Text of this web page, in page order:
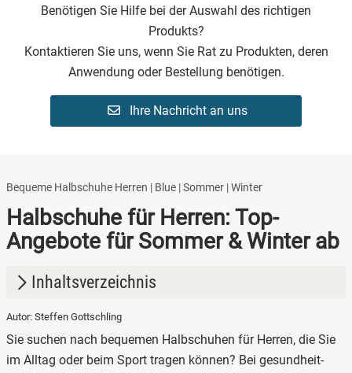
Benötigen Sie Hilfe bei der Auswahl des richtigen
Produkts?
Kontaktieren Sie uns, wenn Sie Rat zu Produkten, deren
Anwendung oder Bestellung benötigen.
Ihre Nachricht an uns
Bequeme Halbschuhe Herren | Blue | Sommer | Winter
Halbschuhe für Herren: Top-
Angebote für Sommer & Winter ab
Inhaltsverzeichnis
1. Was sind bequeme Halbschuhe?
2. Halbschuhe für Herren online kaufen
Autor: Steffen Gottschling
Sie suchen nach bequemen Halbschuhen für Herren, die Sie
im Alltag oder beim Sport tragen können? Bei gesundheit-